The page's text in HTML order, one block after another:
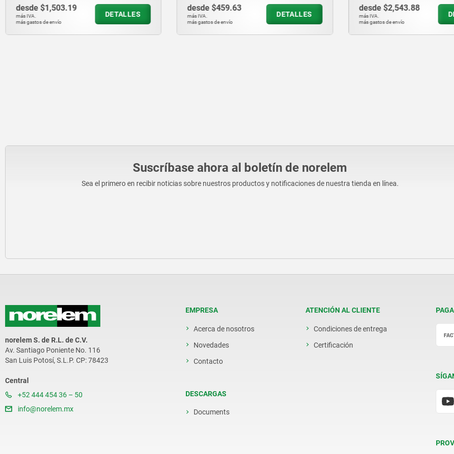
DETALLES
desde$459.63
más IVA.
más gastos de envío
desde$2,543.88
más IVA.
más gastos de envío
DETALLES
Suscríbase ahora al boletín de norelem
Sea el primero en recibir noticias sobre nuestros productos y notificaciones de nuestra tienda en línea.
norelem S. de R.L. de C.V.
Av. Santiago Poniente No. 116
San Luis Potosí, S.L.P. CP: 78423
Central
+52 444 454 36 – 50
info@norelem.mx
EMPRESA
Acerca de nosotros
Novedades
Contacto
DESCARGAS
Documents
ATENCIÓN AL CLIENTE
Condiciones de entrega
Certificación